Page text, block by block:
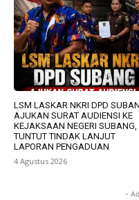
LSM LASKAR NKRI DPD
AJUKAN SURAT AUDIENSI KE
KEJAKSAAN NEGERI SUBANG,
TUNTUT TINDAK LANJUT
LAPORAN PENGADUAN
4 Agustus 2026
-